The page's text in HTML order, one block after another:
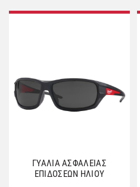
ΓΥΑΛΙΑ ΑΣΦΑΛΕΙΑΣ
ΕΠΙΔΟΣΕΩΝ ΗΛΙΟΥ